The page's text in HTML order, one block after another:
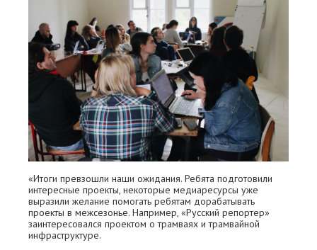
«Итоги превзошли наши ожидания. Ребята подготовили
интересные проекты, некоторые медиаресурсы уже
выразили желание помогать ребятам дорабатывать
проекты в межсезонье. Например, «Русский репортер»
заинтересовался проектом о трамваях и трамвайной
инфраструктуре.